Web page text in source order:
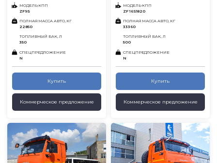
МОДЕЛЬ КПП
ZF9S
ПОЛНАЯ МАССА АВТО, КГ
22850
ТОПЛИВНЫЙ БАК, Л
350
СПЕЦПРЕДЛОЖЕНИЕ
N
Купить
Коммерческое предложение
МОДЕЛЬ КПП
ZF 16S1820
ПОЛНАЯ МАССА АВТО, КГ
33360
ТОПЛИВНЫЙ БАК, Л
500
СПЕЦПРЕДЛОЖЕНИЕ
N
Купить
Коммерческое предложение